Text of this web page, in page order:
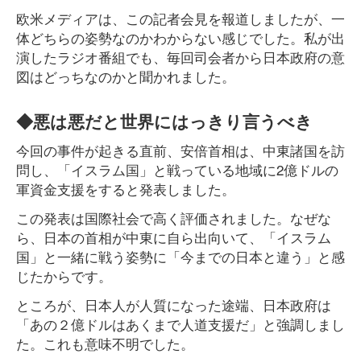
欧米メディアは、この記者会見を報道しましたが、一
体どちらの姿勢なのかわからない感じでした。私が出
演したラジオ番組でも、毎回司会者から日本政府の意
図はどっちなのかと聞かれました。
◆悪は悪だと世界にはっきり言うべき
今回の事件が起きる直前、安倍首相は、中東諸国を訪
問し、「イスラム国」と戦っている地域に2億ドルの
軍資金支援をすると発表しました。
この発表は国際社会で高く評価されました。なぜな
ら、日本の首相が中東に自ら出向いて、「イスラム
国」と一緒に戦う姿勢に「今までの日本と違う」と感
じたからです。
ところが、日本人が人質になった途端、日本政府は
「あの２億ドルはあくまで人道支援だ」と強調しまし
た。これも意味不明でした。